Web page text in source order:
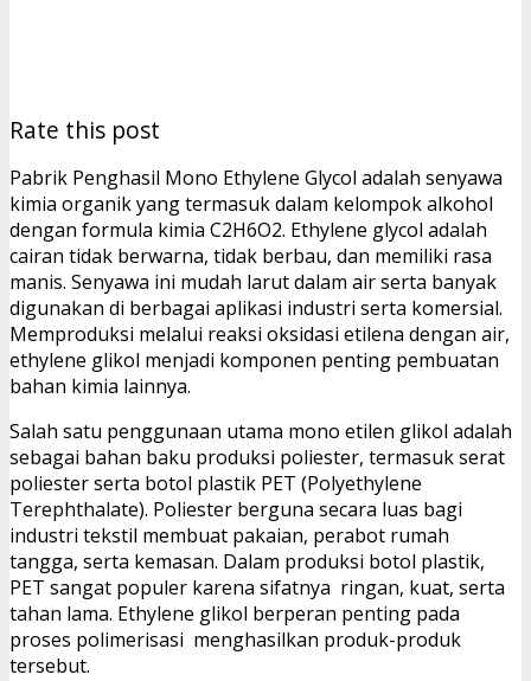
Rate this post
Pabrik Penghasil Mono Ethylene Glycol adalah senyawa
kimia organik yang termasuk dalam kelompok alkohol
dengan formula kimia C2H6O2. Ethylene glycol adalah
cairan tidak berwarna, tidak berbau, dan memiliki rasa
manis. Senyawa ini mudah larut dalam air serta banyak
digunakan di berbagai aplikasi industri serta komersial.
Memproduksi melalui reaksi oksidasi etilena dengan air,
ethylene glikol menjadi komponen penting pembuatan
bahan kimia lainnya.
Salah satu penggunaan utama mono etilen glikol adalah
sebagai bahan baku produksi poliester, termasuk serat
poliester serta botol plastik PET (Polyethylene
Terephthalate). Poliester berguna secara luas bagi
industri tekstil membuat pakaian, perabot rumah
tangga, serta kemasan. Dalam produksi botol plastik,
PET sangat populer karena sifatnya ringan, kuat, serta
tahan lama. Ethylene glikol berperan penting pada
proses polimerisasi menghasilkan produk-produk
tersebut.